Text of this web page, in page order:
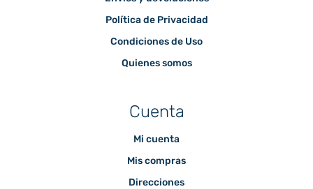
Política de Privacidad
Condiciones de Uso
Quienes somos
Cuenta
Mi cuenta
Mis compras
Direcciones